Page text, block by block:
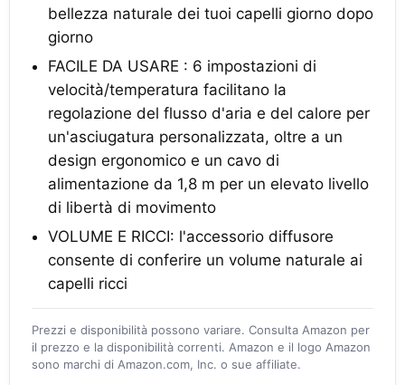
bellezza naturale dei tuoi capelli giorno dopo
giorno
FACILE DA USARE : 6 impostazioni di
velocità/temperatura facilitano la
regolazione del flusso d'aria e del calore per
un'asciugatura personalizzata, oltre a un
design ergonomico e un cavo di
alimentazione da 1,8 m per un elevato livello
di libertà di movimento
VOLUME E RICCI: l'accessorio diffusore
consente di conferire un volume naturale ai
capelli ricci
Prezzi e disponibilità possono variare. Consulta Amazon per
il prezzo e la disponibilità correnti. Amazon e il logo Amazon
sono marchi di Amazon.com, Inc. o sue affiliate.